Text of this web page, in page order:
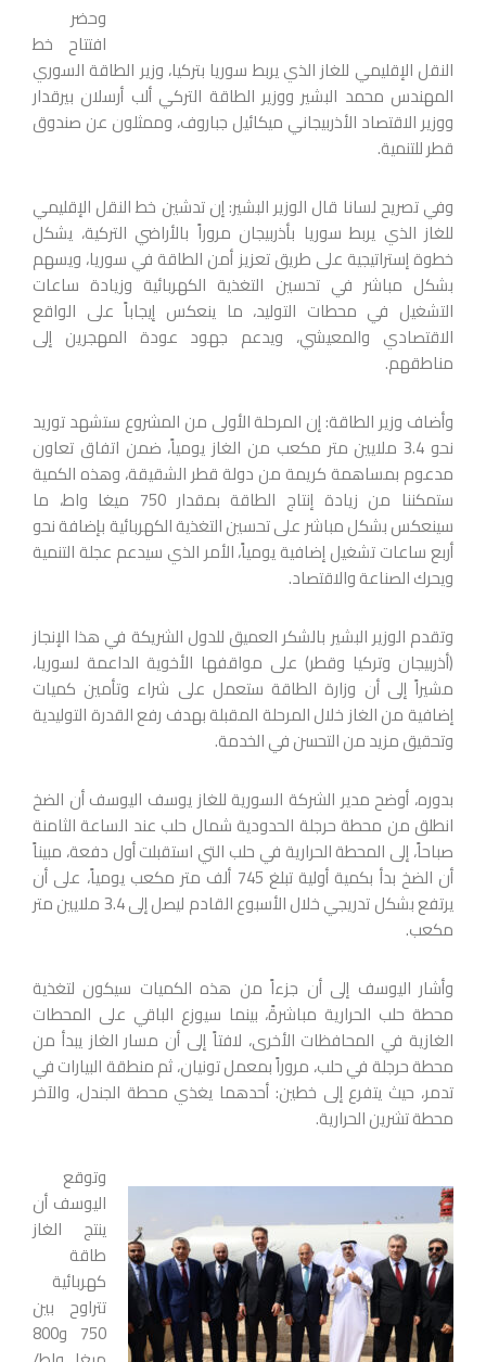
وحضر
افتتاح خط
النقل الإقليمي للغاز الذي يربط سوريا بتركيا، وزير الطاقة السوري
المهندس محمد البشير ووزير الطاقة التركي ألب أرسلان بيرقدار
ووزير الاقتصاد الأذربيجاني ميكائيل جباروف، وممثلون عن صندوق
قطر للتنمية.
وفي تصريح لسانا قال الوزير البشير: إن تدشين خط النقل الإقليمي
للغاز الذي يربط سوريا بأذربيجان مروراً بالأراضي التركية، يشكل
خطوة إستراتيجية على طريق تعزيز أمن الطاقة في سوريا، ويسهم
بشكل مباشر في تحسين التغذية الكهربائية وزيادة ساعات
التشغيل في محطات التوليد، ما ينعكس إيجاباً على الواقع
الاقتصادي والمعيشي، ويدعم جهود عودة المهجرين إلى
مناطقهم.
وأضاف وزير الطاقة: إن المرحلة الأولى من المشروع ستشهد توريد
نحو 3.4 ملايين متر مكعب من الغاز يومياً، ضمن اتفاق تعاون
مدعوم بمساهمة كريمة من دولة قطر الشقيقة، وهذه الكمية
ستمكننا من زيادة إنتاج الطاقة بمقدار 750 ميغا واط، ما
سينعكس بشكل مباشر على تحسين التغذية الكهربائية بإضافة نحو
أربع ساعات تشغيل إضافية يومياً، الأمر الذي سيدعم عجلة التنمية
ويحرك الصناعة والاقتصاد.
وتقدم الوزير البشير بالشكر العميق للدول الشريكة في هذا الإنجاز
(أذربيجان وتركيا وقطر) على مواقفها الأخوية الداعمة لسوريا،
مشيراً إلى أن وزارة الطاقة ستعمل على شراء وتأمين كميات
إضافية من الغاز خلال المرحلة المقبلة بهدف رفع القدرة التوليدية
وتحقيق مزيد من التحسن في الخدمة.
بدوره، أوضح مدير الشركة السورية للغاز يوسف اليوسف أن الضخ
انطلق من محطة حرجلة الحدودية شمال حلب عند الساعة الثامنة
صباحاً، إلى المحطة الحرارية في حلب التي استقبلت أول دفعة، مبيناً
أن الضخ بدأ بكمية أولية تبلغ 745 ألف متر مكعب يومياً، على أن
يرتفع بشكل تدريجي خلال الأسبوع القادم ليصل إلى 3.4 ملايين متر
مكعب.
وأشار اليوسف إلى أن جزءاً من هذه الكميات سيكون لتغذية
محطة حلب الحرارية مباشرةً، بينما سيوزع الباقي على المحطات
الغازية في المحافظات الأخرى، لافتاً إلى أن مسار الغاز يبدأ من
محطة حرجلة في حلب، مروراً بمعمل تونيان، ثم منطقة البيارات في
تدمر، حيث يتفرع إلى خطين: أحدهما يغذي محطة الجندل، والآخر
محطة تشرين الحرارية.
وتوقع
اليوسف أن
ينتج الغاز
طاقة
كهربائية
تتراوح بين
750 و800